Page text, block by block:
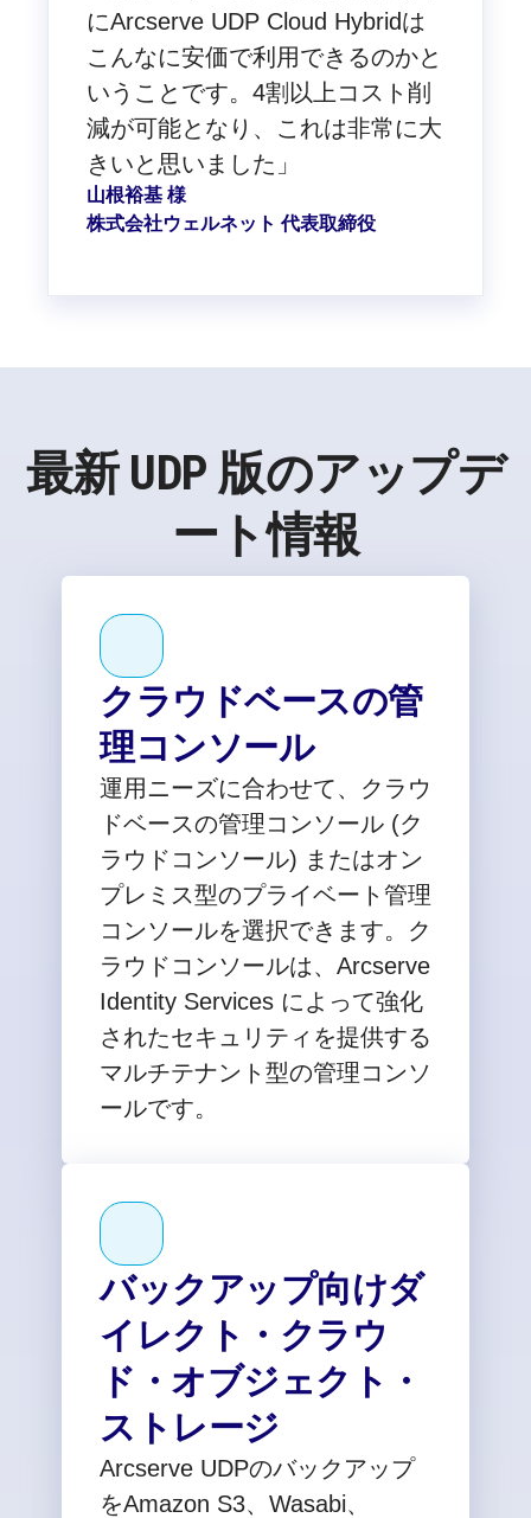
にArcserve UDP Cloud Hybridは
こんなに安価で利用できるのかと
いうことです。4割以上コスト削
減が可能となり、これは非常に大
きいと思いました」
山根裕基 様
株式会社ウェルネット 代表取締役
最新 UDP 版のアップデ
ート情報
クラウドベースの管
理コンソール
運用ニーズに合わせて、クラウ
ドベースの管理コンソール (ク
ラウドコンソール) またはオン
プレミス型のプライベート管理
コンソールを選択できます。ク
ラウドコンソールは、Arcserve
Identity Services によって強化
されたセキュリティを提供する
マルチテナント型の管理コンソ
ールです。
バックアップ向けダ
イレクト・クラウ
ド・オブジェクト・
ストレージ
Arcserve UDPのバックアップ
をAmazon S3、Wasabi、